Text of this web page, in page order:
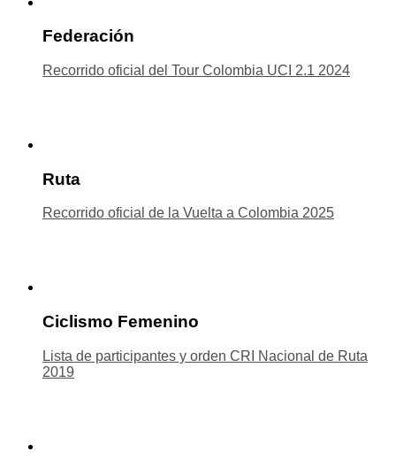
Federación
Recorrido oficial del Tour Colombia UCI 2.1 2024
Ruta
Recorrido oficial de la Vuelta a Colombia 2025
Ciclismo Femenino
Lista de participantes y orden CRI Nacional de Ruta
2019